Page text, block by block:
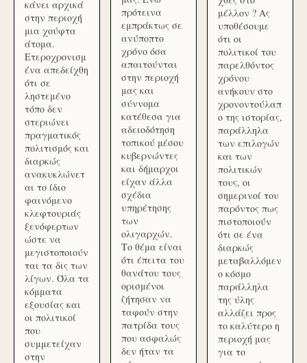
κάνει αρχικά
στην περιοχή
μια χούφτα
άτομα.
Ετεροχρονισμ
ένα απεδείχθη
ότι σε
ληστεμένο
τόπο δεν
στεριώνει
πραγματικός
πολιτισμός και
διαρκώς
ανακυκλώνετ
αι το ίδιο
φαινόμενο
κλεφτουριάς
ξενόφερτων
ώστε να
μεγιστοποιούν
ται τα δις των
λίγων. Όλα τα
κόμματα
εξουσίας και
οι πολιτικοί
που
συμμετείχαν
στην
πρότεινα
εμπράκτως σε
ανύποπτο
χρόνο όσα
απαιτούνται
στην περιοχή
μας και
σύννομα
κατέθεσα για
αδειοδότηση
τοπικού μέσου
κυβερνώντες
και δήμαρχοι
είχαν άλλα
σχέδια
υπηρέτησης
των
ολιγαρχών.
Το θέμα είναι
ότι έπειτα του
θανάτου τους
ορισμένοι
ζήτησαν να
ταφούν στην
πατρίδα τους
που ασφαλώς
δεν ήταν τα
μέλλον ? Ας
υποθέσουμε
ότι οι
πολιτικοί του
παρελθόντος
χρόνου
ανήκουν στο
χρονοντούλαπ
ο της ιστορίας,
παράλληλα
των επιλογών
και των
πολιτικών
τους, οι
σημερινοί του
παρόντος πως
πιστοποιούν
ότι σε ένα
διαρκώς
μεταβαλλόμεν
ο κόσμο
παράλληλα
της ύλης
αλλάζει προς
το καλύτερο η
περιοχή μας
για το